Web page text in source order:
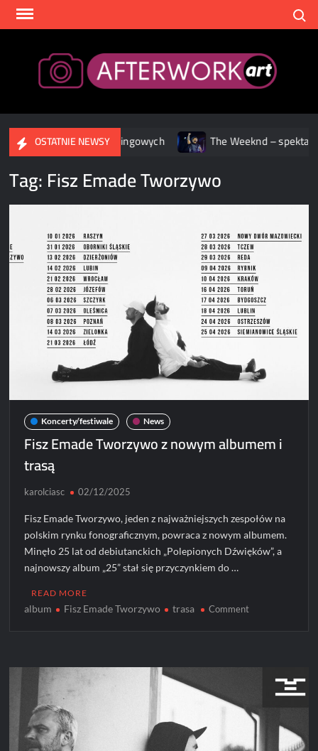
Skip
OSTATNIE NEWSY
serwisach streamingowych The Weeknd – spektakularne
Tag:Fisz Emade Tworzywo
Koncerty/festiwale News
Fisz Emade Tworzywo z nowym albumem i
trasą
karolciasc 02/12/2025
Fisz Emade Tworzywo, jeden z najważniejszych zespołów na
polskim rynku fonograficznym, powraca z nowym albumem.
Minęło 25 lat od debiutanckich „Polepionych Dźwięków”, a
najnowszy album „25” stał się przyczynkiem do …
READ MORE
album Fisz Emade Tworzywo trasa Commenton
z
i
trasą